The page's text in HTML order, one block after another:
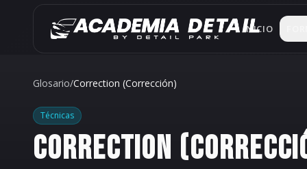
INICIO
Paint
Glosario/Correction (Corrección)
Técnicas
CORRECTION